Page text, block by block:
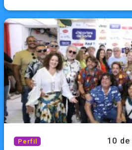
Perfil 10